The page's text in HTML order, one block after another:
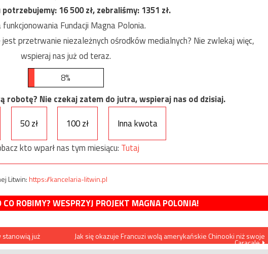
16 500zł, zebraliśmy:1351 zł.
Fundacji Magna Polonia.
przetrwanie niezależnych ośrodków medialnych? Nie zwlekaj więc,
wspieraj nas już od teraz.
8%
robotę? Nie czekaj zatem do jutra, wspieraj nas od dzisiaj.
50 zł 100 zł
Inna kwota
kto wparł nas tym miesiącu: Tutaj
Litwin:https://kancelaria-litwin.pl
ROBIMY? WESPRZYJ PROJEKT MAGNA POLONIA!
stanowią już Jak się okazuje Francuzi wolą amerykańskie Chinooki niż swoje
Caracale